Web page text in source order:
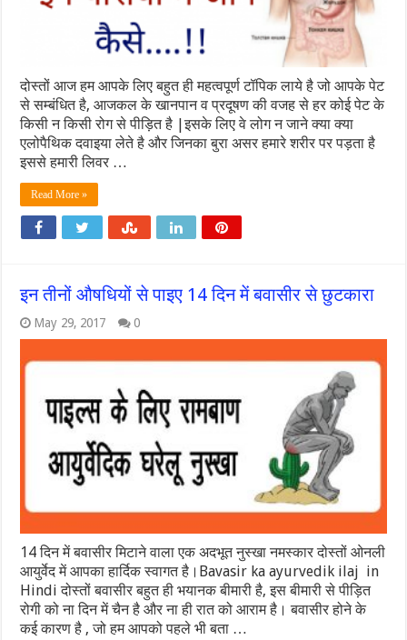
दोस्तों आज हम आपके लिए बहुत ही महत्वपूर्ण टॉपिक लाये है जो आपके पेट
से सम्बंधित है, आजकल के खानपान व प्रदूषण की वजह से हर कोई पेट के
किसी न किसी रोग से पीड़ित है |इसके लिए वे लोग न जाने क्या क्या
एलोपैथिक दवाइया लेते है और जिनका बुरा असर हमारे शरीर पर पड़ता है
इससे हमारी लिवर …
Read More »
इन तीनों औषधियों से पाइए 14 दिन में बवासीर से छुटकारा
May 29, 2017 0
14 दिन में बवासीर मिटाने वाला एक अदभूत नुस्खा नमस्कार दोस्तों ओनली
आयुर्वेद में आपका हार्दिक स्वागत है।Bavasir ka ayurvedik ilaj in
Hindi दोस्तों बवासीर बहुत ही भयानक बीमारी है, इस बीमारी से पीड़ित
रोगी को ना दिन में चैन है और ना ही रात को आराम है। बवासीर होने के
कई कारण है , जो हम आपको पहले भी बता …